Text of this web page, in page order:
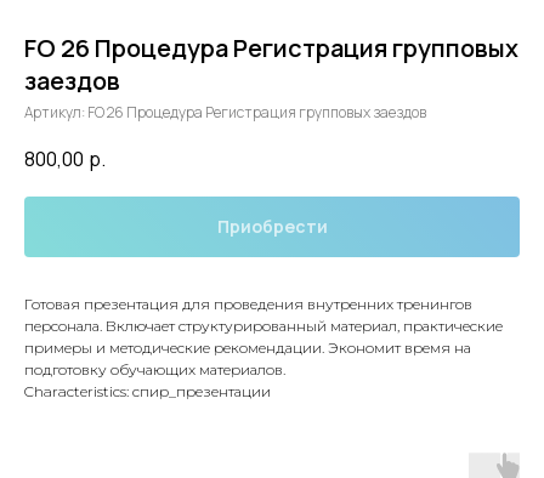
FO 26 Процедура Регистрация групповых
заездов
Артикул: FO 26 Процедура Регистрация групповых заездов
800,00 р.
Приобрести
Готовая презентация для проведения внутренних тренингов
персонала. Включает структурированный материал, практические
примеры и методические рекомендации. Экономит время на
подготовку обучающих материалов.
Characteristics: спир_презентации